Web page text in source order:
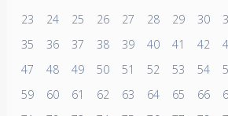
23
24 25 26 27 28 29 30
35
36 37 38 39 40 41 42
47
48 49 50 51 52 53 54
59
60 61 62 63 64 65 66